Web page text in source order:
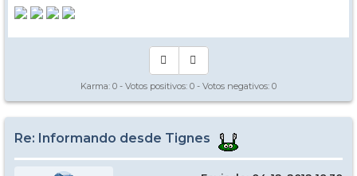
Karma: 0 - Votos positivos: 0 - Votos negativos: 0
Re: Informando desde Tignes